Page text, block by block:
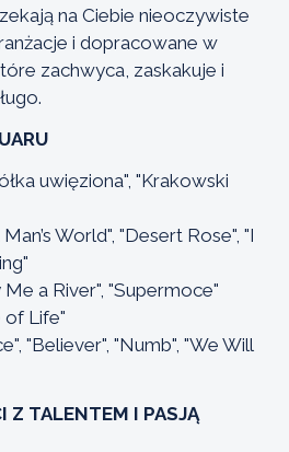
na Ciebie nieoczywiste
i dopracowane w
zachwyca, zaskakuje i
uwięziona", "Krakowski
Man’s World", "Desert Rose", "I
a River", "Supermoce"
of Life"
"Believer", "Numb", "We Will
Z TALENTEM I PASJĄ